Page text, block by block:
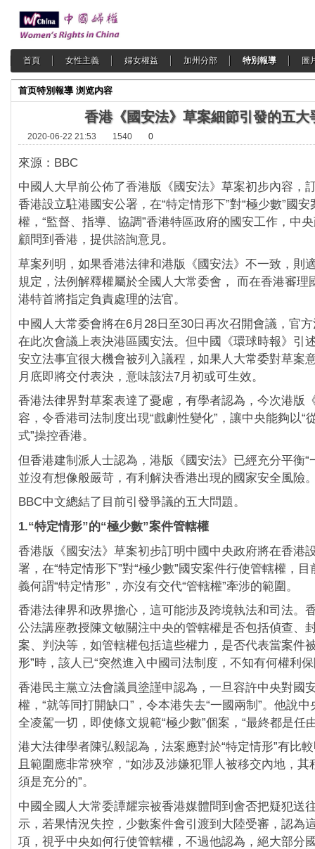
首頁 女性主義 婦女權益 加州分部 特別報導 圖
首页特別報導 浏览内容
香港《國安法》草案細節引發的五大
2020-06-22 21:53 1540 0
來源：BBC
中國人大早前公佈了香港版《國安法》草案初步內容，
香港設立駐港國安公署，在“特定情形下”對“極少數”國
權，“監督、指導、協調”香港特區政府的國安工作，中
顧問到香港，提供諮詢意見。
草案列明，如果香港法律和港版《國安法》不一致，則
規定，法例解釋權屬於全國人大常委會， 而在香港審理
港特首將指定負責處理的法官。
中國人大常委會將在6月28日至30日再次召開會議，官
在此次會議上表決港區國安法。但中國《環球時報》引
安立法事宜很大機會被列入議程，如果人大常委對草案
月底即將交付表決，意味該法7月初或可生效。
香港法律界對草案表達了憂慮，有學者認為，今次港版
容，令香港司法制度出現“戲劇性變化”，讓中央能夠以“
式”操控香港。
但香港建制派人士認為，港版《國安法》已經充分平衡“
並沒有想像般嚴苛，有利解決香港出現的國家安全風險
BBC中文總結了目前引發爭議的五大問題。
1.“特定情形”的“極少數”案件管轄權
香港版《國安法》草案初步訂明中國中央政府將在香港
署，在“特定情形下”對“極少數”國安案件行使管轄權，
義何謂“特定情形”，亦沒有交代“管轄權”牽涉的範圍。
香港法律界和政界擔心，這可能涉及跨境執法和司法。
公法講座教授陳文敏關注中央的管轄權是否包括偵查、
案、判決等，如管轄權包括這些權力，是否代表當案件
形”時，該人已“突然進入中國司法制度，不知有何權利保
香港民主黨立法會議員塗謹申認為，一旦容許中央對國
權，“就等同打開缺口”，令本港失去“一國兩制”。他說
全凌駕一切，即使條文規範“極少數”個案，“最終都是任
港大法律學者陳弘毅認為，法案應對於“特定情形”有比
且範圍應非常狹窄，“如涉及涉嫌犯罪人被移交內地，其
須是充分的”。
中國全國人大常委譚耀宗被香港媒體問到會否把疑犯送
示，若果情況失控，少數案件會引渡到大陸受審，認為
項，視乎中央如何行使管轄權，不過他認為，絕大部分